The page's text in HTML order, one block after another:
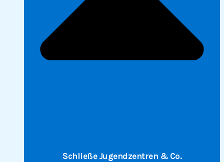
Schließe Jugendzentren & Co.